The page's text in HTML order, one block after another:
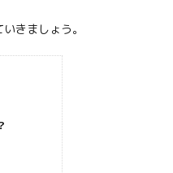
きましょう。